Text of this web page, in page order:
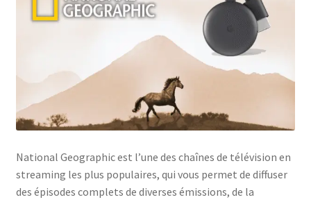
Politique de confidentialité
Politique des cookies
National Geographic est l’une des chaînes de télévision en
streaming les plus populaires, qui vous permet de diffuser
des épisodes complets de diverses émissions, de la